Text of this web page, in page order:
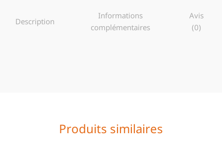
Description
Informations
complémentaires
Avis
(0)
Produits similaires